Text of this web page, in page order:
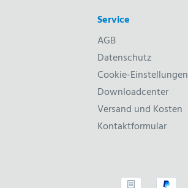
Service
AGB
Datenschutz
Cookie-Einstellungen
Downloadcenter
Versand und Kosten
Kontaktformular